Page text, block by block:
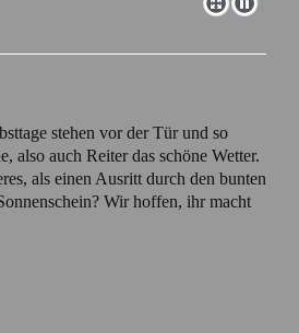
stehen vor der Tür und so
also auch Reiter das schöne Wetter.
als einen Ausritt durch den bunten
Wir hoffen, ihr macht